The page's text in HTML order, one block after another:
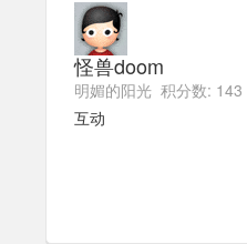
怪兽doom
明媚的阳光 积分数: 143
互动